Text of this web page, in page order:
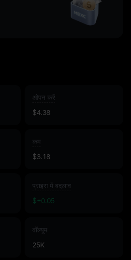
ओपन करें
$4.38
कम
$3.18
प्राइस में बदलाव
$+0.05
वॉल्यूम
25K